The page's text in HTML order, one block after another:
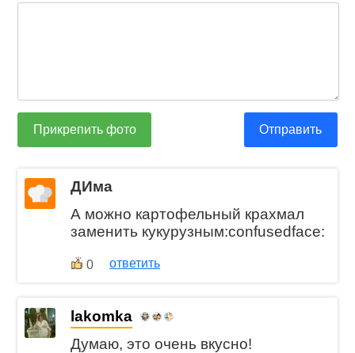
Прикрепить фото Отправить
ДИма
А можно картофельный крахмал
заменить кукурузным:confusedface:
0 ответить
lakomka
Думаю, это очень вкусно!